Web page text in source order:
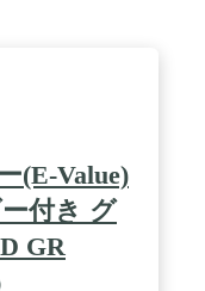
(E-Value)
付き グ
GR